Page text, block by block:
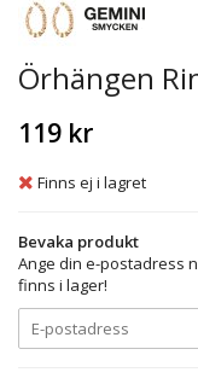
Örhängen
119 kr
Finns ej i lagret
Bevaka produkt
Ange din e-postadress
finns i lager!